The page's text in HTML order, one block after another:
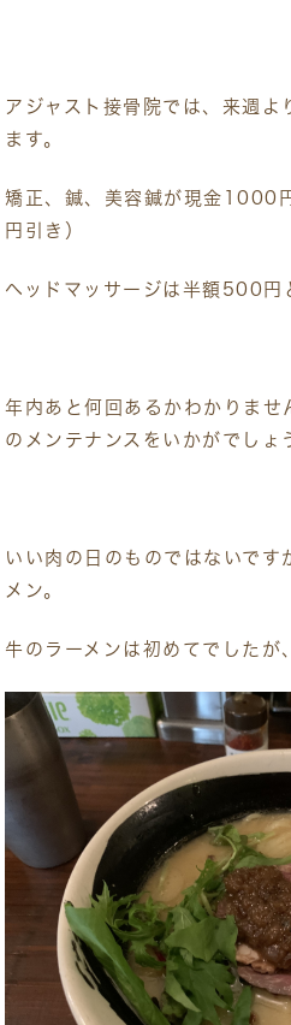
アジャスト接骨院では、来週よ
ます。
矯正、鍼、美容鍼が現金1000
円引き）
ヘッドマッサージは半額500円
年内あと何回あるかわかりませ
のメンテナンスをいかがでしょ
いい肉の日のものではないです
メン。
牛のラーメンは初めてでしたが